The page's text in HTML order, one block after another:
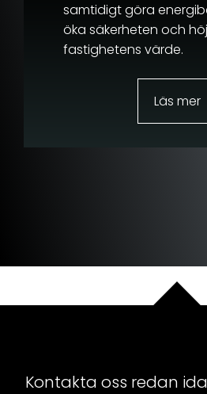
samtidigt göra
öka säkerheten och
fastighetens värde.
Läs mer
Kontakta oss redan